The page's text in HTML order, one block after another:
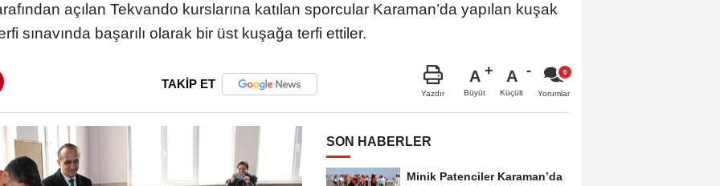
açılan Tekvando kurslarına katılan sporcular Karaman’da yapılan kuşak
sınavında başarılı olarak bir üst kuşağa terfi ettiler.
TAKİP ET
Yazdır
A
Büyüt
A
Küçült Yorumlar
SON HABERLER
Minik Patenciler Karaman’da